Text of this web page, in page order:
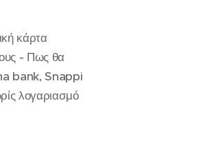
κάρτα
- Πως θα
bank, Snappi
λογαριασμό